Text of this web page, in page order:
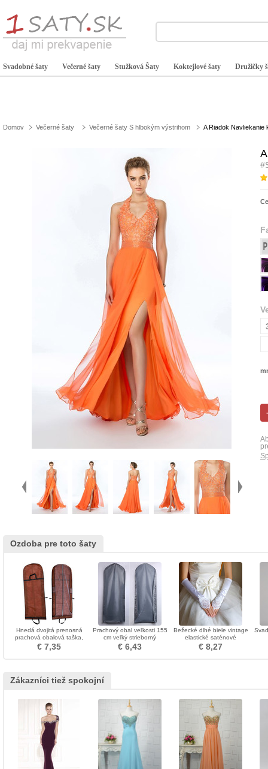
Svadobné šaty Večerné šaty Stužková Šaty Koktejlové šaty Družičky
Domov Večerné šaty Večerné šaty S hlbokým výstrihom A Riadok
Ozdoba pre toto šaty
Hnedá dvojitá prenosná
prachová obalová taška,
ktorá sa skladá z veľkého
svadobného prachového
€ 7,35
Prachový obal veľkosti 155
cm veľký strieborný
transparentný svadobný
prach vrecko na prach
€ 6,43
Bežecké dlhé biele vintage
elastické saténové
svadobné rukavice
€ 8,27
Zákazníci tiež spokojní